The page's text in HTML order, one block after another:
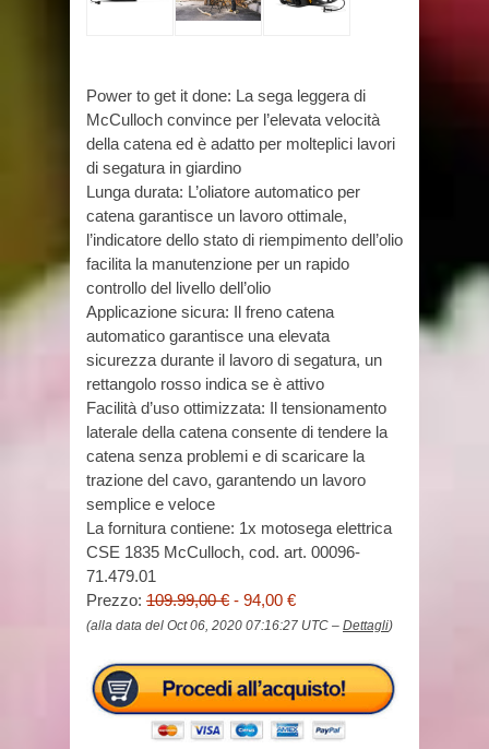
Power to get it done: La sega leggera di
McCulloch convince per l’elevata velocità
della catena ed è adatto per molteplici lavori
di segatura in giardino
Lunga durata: L’oliatore automatico per
catena garantisce un lavoro ottimale,
l’indicatore dello stato di riempimento dell’olio
facilita la manutenzione per un rapido
controllo del livello dell’olio
Applicazione sicura: Il freno catena
automatico garantisce una elevata
sicurezza durante il lavoro di segatura, un
rettangolo rosso indica se è attivo
Facilità d’uso ottimizzata: Il tensionamento
laterale della catena consente di tendere la
catena senza problemi e di scaricare la
trazione del cavo, garantendo un lavoro
semplice e veloce
La fornitura contiene: 1x motosega elettrica
CSE 1835 McCulloch, cod. art. 00096-
71.479.01
Prezzo: 109.99,00 € - 94,00 €
(alla data del Oct 06, 2020 07:16:27 UTC – Dettagli)